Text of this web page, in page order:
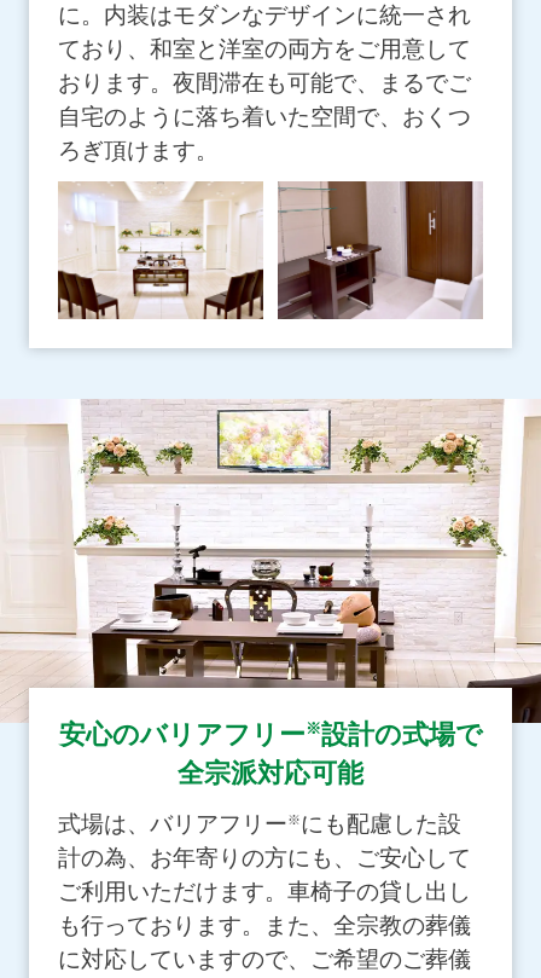
に。内装はモダンなデザインに統一され
ており、和室と洋室の両方をご用意して
おります。夜間滞在も可能で、まるでご
自宅のように落ち着いた空間で、おくつ
ろぎ頂けます。
安心のバリアフリー ※設計の式場で
全宗派対応可能
式場は、バリアフリー※にも配慮した設
計の為、お年寄りの方にも、ご安心して
ご利用いただけます。車椅子の貸し出し
も行っております。また、全宗教の葬儀
に対応していますので、ご希望のご葬儀